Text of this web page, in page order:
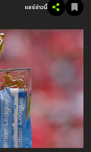
แชร์ข่าวนี้